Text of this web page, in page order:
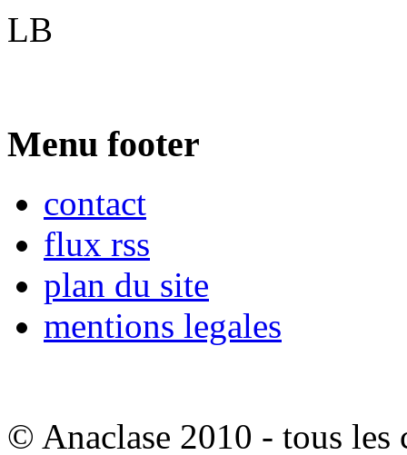
LB
Menu footer
contact
flux rss
plan du site
mentions legales
© Anaclase 2010 - tous les